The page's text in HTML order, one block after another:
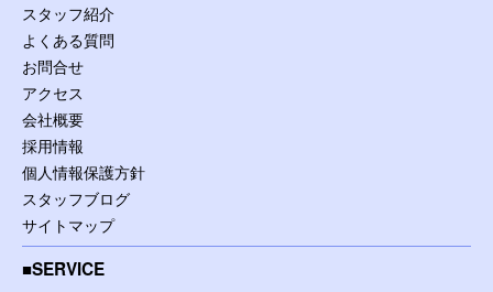
スタッフ紹介
よくある質問
お問合せ
アクセス
会社概要
採用情報
個人情報保護方針
スタッフブログ
サイトマップ
SERVICE